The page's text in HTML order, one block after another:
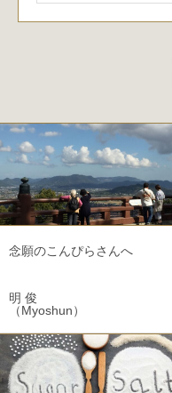
念願のこんぴらさんへ
明 俊
（Myoshun）